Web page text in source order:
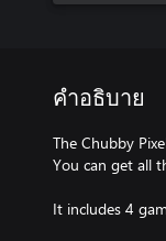
คำอธิบาย
The Chubby
You can get all
It includes 4